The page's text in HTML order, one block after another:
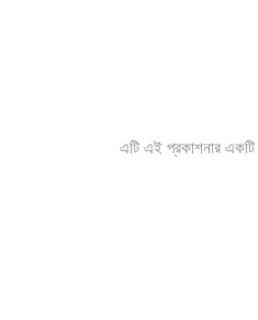
এটি এই প্রকাশনার